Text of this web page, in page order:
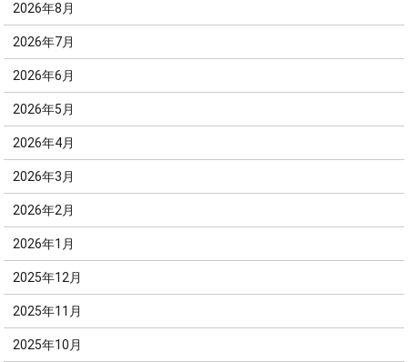
2026年8月
2026年7月
2026年6月
2026年5月
2026年4月
2026年3月
2026年2月
2026年1月
2025年12月
2025年11月
2025年10月